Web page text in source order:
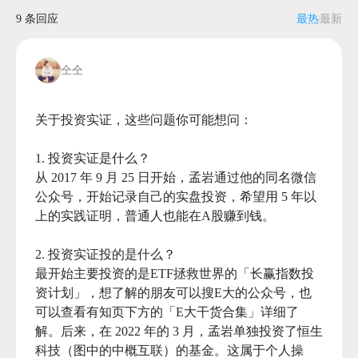
9 条回应 最热最新
仝仝
关于投资实证，这些问题你可能想问：
1. 投资实证是什么？
从 2017 年 9 月 25 日开始，孟岩通过他的同名微信
公众号，开始记录自己的实盘投资，希望用 5 年以
上的实践证明，普通人也能在A股赚到钱。
2. 投资实证投的是什么？
最开始主要投资的是ETF拯救世界的「长赢指数投
资计划」，想了解的朋友可以搜E大的公众号，也
可以查看有知页下方的「E大干货合集」详细了
解。后来，在 2022 年的 3 月，孟岩单独投资了恒生
科技（图中的中概互联）的基金。这属于个人操